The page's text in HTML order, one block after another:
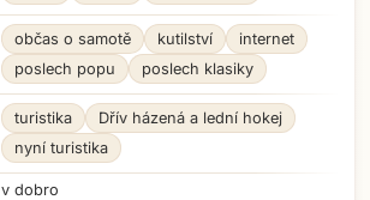
občas o samotě kutilství
internet
poslech popu
poslech klasiky
turistika
Dřív házená a lední hokej
nyní turistika
v dobro